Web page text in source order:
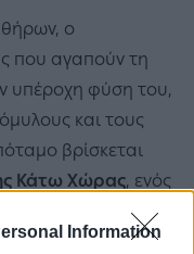
Information
ο
που αγαπούν τη
υπέροχη φύση του,
και τους
βρίσκεται
Κάτω Χώρας, ενός
οικισμούς
Κυθήρων είναι ο